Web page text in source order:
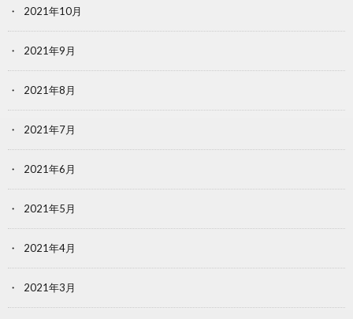
2021年10月
2021年9月
2021年8月
2021年7月
2021年6月
2021年5月
2021年4月
2021年3月